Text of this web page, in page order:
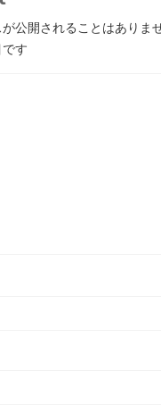
公開されることはありませ
す